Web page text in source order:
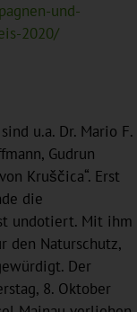
und-
2020/
u.a. Dr. Mario F.
Gudrun
Kruščica“. Erst
die
undotiert. Mit ihm
den Naturschutz,
Der
8. Oktober